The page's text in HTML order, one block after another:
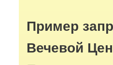
Пример
Вечевой